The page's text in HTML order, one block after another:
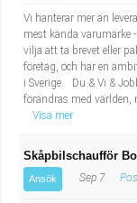
Vi hanterar mer än
mest kända varumärke
vilja att ta brevet eller
företag, och har en
i Sverige. Du & Vi &
förändras med världen,
Visa mer
Skåpbilschaufför
Ansök Sep 7